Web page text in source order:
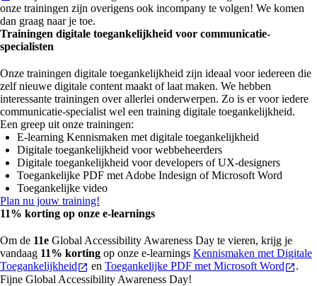
onze trainingen zijn overigens ook incompany te volgen! We komen
dan graag naar je toe.
Trainingen digitale toegankelijkheid voor communicatie-
specialisten
Onze trainingen digitale toegankelijkheid zijn ideaal voor iedereen die
zelf nieuwe digitale content maakt of laat maken. We hebben
interessante trainingen over allerlei onderwerpen. Zo is er voor iedere
communicatie-specialist wel een training digitale toegankelijkheid.
Een greep uit onze trainingen:
E-learning Kennismaken met digitale toegankelijkheid
Digitale toegankelijkheid voor webbeheerders
Digitale toegankelijkheid voor developers of UX-designers
Toegankelijke PDF met Adobe Indesign of Microsoft Word
Toegankelijke video
Plan nu jouw training!
11% korting op onze e-learnings
Om de 11e Global Accessibility Awareness Day te vieren, krijg je
vandaag 11% korting op onze e-learnings Kennismaken met Digitale
Toegankelijkheid
en Toegankelijke PDF met Microsoft Word
.
Fijne Global Accessibility Awareness Day!